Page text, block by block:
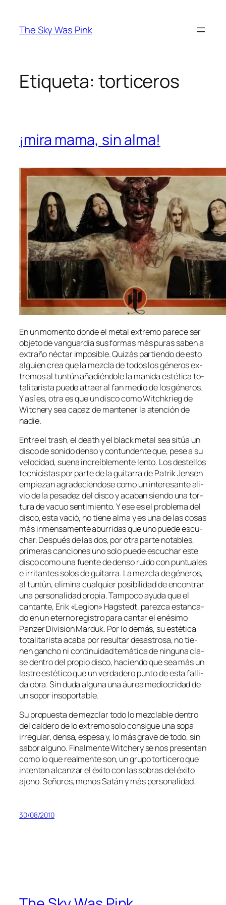
contenido
The Sky Was Pink
Etiqueta: torticeros
¡mira mama, sin alma!
En un mo­men­to don­de el me­tal ex­tre­mo pa­re­ce ser
ob­je­to de van­guar­dia sus for­mas más pu­ras sa­ben a
ex­tra­ño néc­tar im­po­si­ble. Quizás par­tien­do de es­to
al­guien crea que la mez­cla de to­dos los gé­ne­ros ex­
tre­mos al tun­tún aña­dién­do­le la ma­ni­da es­té­ti­ca to­
ta­li­ta­ris­ta pue­de atraer al fan me­dio de los gé­ne­ros.
Y así es, otra es que un dis­co co­mo Witchkrieg de
Witchery sea ca­paz de man­te­ner la aten­ción de
nadie.
Entre el trash, el death y el black me­tal sea si­túa un
dis­co de so­ni­do den­so y con­tun­den­te que, pe­se a su
ve­lo­ci­dad, sue­na in­creí­ble­men­te len­to. Los des­te­llos
tec­ni­cis­tas por par­te de la gui­ta­rra de Patrik Jensen
em­pie­zan agra­de­cién­do­se co­mo un in­tere­san­te ali­
vio de la pe­sa­dez del dis­co y aca­ban sien­do una tor­
tu­ra de va­cuo sen­ti­mien­to. Y ese es el pro­ble­ma del
dis­co, es­ta va­ció, no tie­ne al­ma y es una de las co­sas
más in­men­sa­men­te abu­rri­das que uno pue­de es­cu­
char. Después de las dos, por otra par­te no­ta­bles,
pri­me­ras can­cio­nes uno so­lo pue­de es­cu­char es­te
dis­co co­mo una fuen­te de den­so rui­do con pun­tua­les
e irri­tan­tes so­los de gui­ta­rra. La mez­cla de gé­ne­ros,
al tun­tún, eli­mi­na cual­quier po­si­bi­li­dad de en­con­trar
una per­so­na­li­dad pro­pia. Tampoco ayu­da que el
can­tan­te, Erik «Legion» Hagstedt, pa­rez­ca es­tan­ca­
do en un eterno re­gis­tro pa­ra can­tar el enési­mo
Panzer Division Marduk. Por lo de­más, su es­té­ti­ca
to­ta­li­ta­ris­ta aca­ba por re­sul­tar de­sas­tro­sa, no tie­
nen gan­cho ni con­ti­nui­dad te­má­ti­ca de nin­gu­na cla­
se den­tro del pro­pio dis­co, ha­cien­do que sea más un
las­tre es­té­ti­co que un ver­da­de­ro pun­to de es­ta fa­lli­
da obra. Sin du­da al­gu­na una áu­rea me­dio­cri­dad de
un so­por insoportable.
Su pro­pues­ta de mez­clar to­do lo mez­cla­ble den­tro
del cal­de­ro de lo ex­tre­mo so­lo con­si­gue una so­pa
irre­gu­lar, den­sa, es­pe­sa y, lo más gra­ve de to­do, sin
sa­bor al­guno. Finalmente Witchery se nos pre­sen­tan
co­mo lo que real­men­te son, un gru­po tor­ti­ce­ro que
in­ten­tan al­can­zar el éxi­to con las so­bras del éxi­to
ajeno. Señores, me­nos Satán y más personalidad.
30/08/2010